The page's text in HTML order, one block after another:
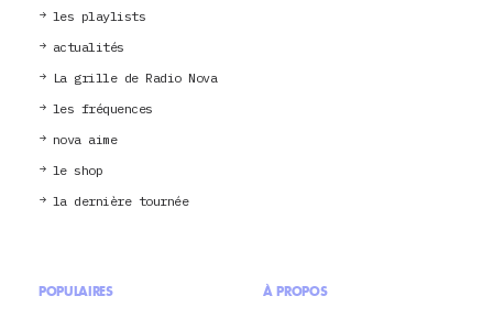
les playlists
actualités
La grille de Radio Nova
les fréquences
nova aime
le shop
la dernière tournée
POPULAIRES À PROPOS